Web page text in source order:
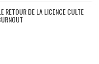
RETOUR DE LA LICENCE CULTE